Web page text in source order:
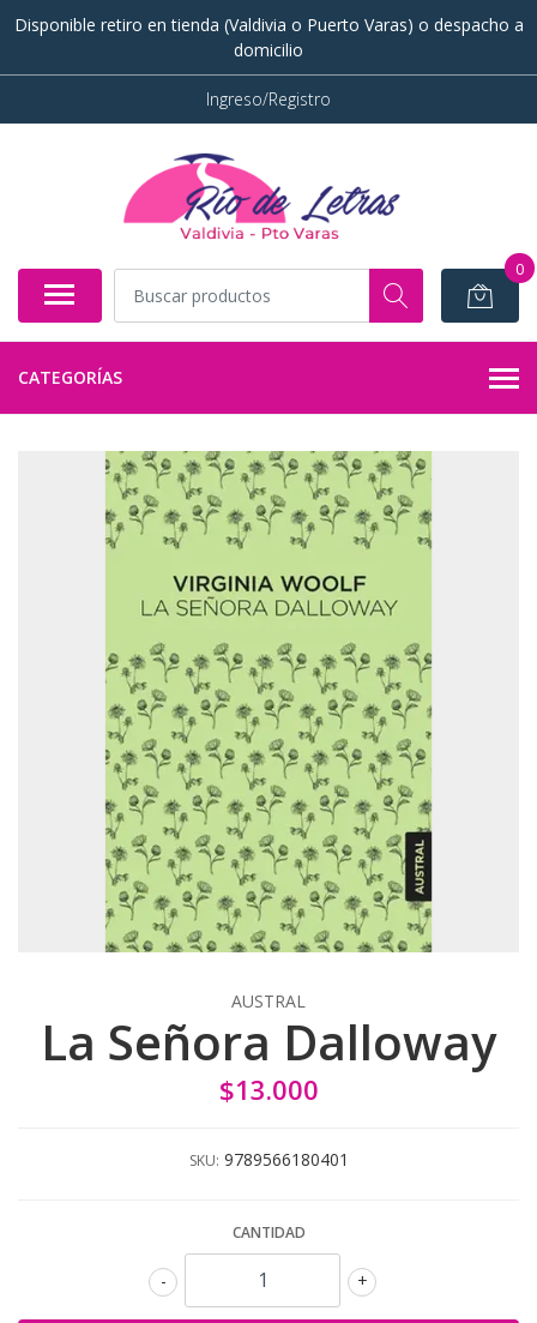
Disponible retiro en tienda (Valdivia o Puerto Varas) o despacho a
domicilio
Ingreso/Registro
0
CATEGORÍAS
AUSTRAL
La Señora Dalloway
$13.000
SKU: 9789566180401
CANTIDAD
+
-